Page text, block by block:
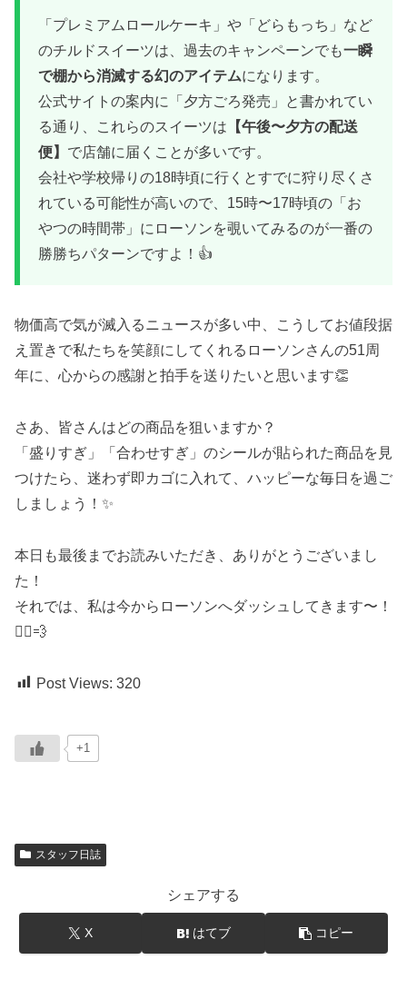
「プレミアムロールケーキ」や「どらもっち」など
のチルドスイーツは、過去のキャンペーンでも一瞬
で棚から消滅する幻のアイテムになります。
公式サイトの案内に「夕方ごろ発売」と書かれてい
る通り、これらのスイーツは 【午後〜夕方の配送
便】 で店舗に届くことが多いです。
会社や学校帰りの18時頃に行くとすでに狩り尽くさ
れている可能性が高いので、15時〜17時頃の「お
やつの時間帯」にローソンを覗いてみるのが一番の
勝勝ちパターンですよ！👍
物価高で気が滅入るニュースが多い中、こうしてお値段据
え置きで私たちを笑顔にしてくれるローソンさんの51周
年に、心からの感謝と拍手を送りたいと思います👏
さあ、皆さんはどの商品を狙いますか？
「盛りすぎ」「合わせすぎ」のシールが貼られた商品を見
つけたら、迷わず即カゴに入れて、ハッピーな毎日を過ご
しましょう！✨
本日も最後までお読みいただき、ありがとうございまし
た！
それでは、私は今からローソンへダッシュしてきます〜！
🏃‍♂️💨
Post Views: 320
+1
スタッフ日誌
シェアする
X はてブ コピー